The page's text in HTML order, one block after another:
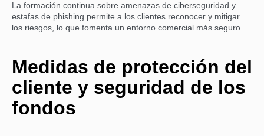
La formación continua sobre amenazas de ciberseguridad y
estafas de phishing permite a los clientes reconocer y mitigar
los riesgos, lo que fomenta un entorno comercial más seguro.
Medidas de protección del
cliente y seguridad de los
fondos